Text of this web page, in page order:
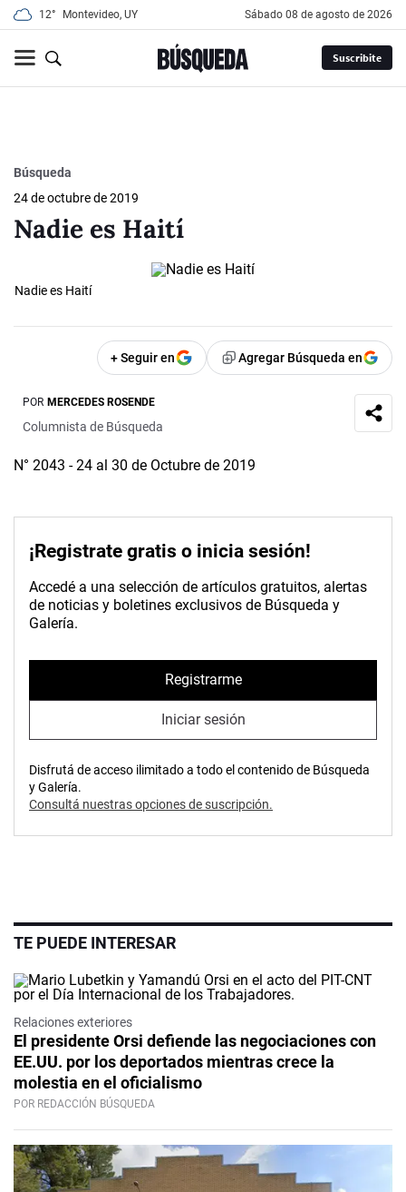
12° Montevideo, UY sábado 08 de agosto de 2026
Suscribite
Búsqueda
24 de octubre de 2019
Nadie es Haití
Nadie es Haití
+ Seguir en Agregar Búsqueda en
POR MERCEDES ROSENDE
Columnista de Búsqueda
N° 2043 - 24 al 30 de Octubre de 2019
¡Registrate gratis o inicia sesión!
Accedé a una selección de artículos gratuitos, alertas
de noticias y boletines exclusivos de Búsqueda y
Galería.
Registrarme
Iniciar sesión
Disfrutá de acceso ilimitado a todo el contenido de Búsqueda
y Galería.
Consultá nuestras opciones de suscripción.
TE PUEDE INTERESAR
Relaciones exteriores
El presidente Orsi defiende las negociaciones con
EE.UU. por los deportados mientras crece la
molestia en el oficialismo
POR REDACCIÓN BÚSQUEDA